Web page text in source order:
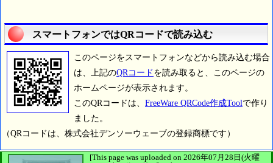
スマートフォンではQRコードで読み込む
このページをスマートフォンなどから読み込む場合
は、上記のQRコード を読み取ると、このページの
ホームページが表示されます。
このQRコードは、 FreeWare QRCode作成Toolで作り
ました。
（QRコードは、株式会社デンソーウェーブの登録商標です）
[This page was uploaded on 2026年07月28日(火曜